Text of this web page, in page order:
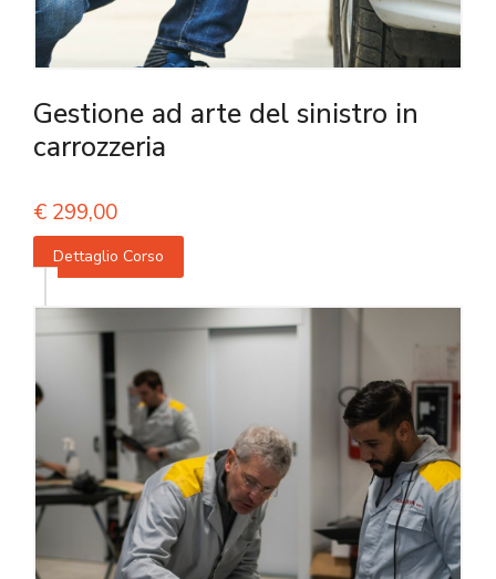
Gestione ad arte del sinistro in
carrozzeria
€ 299,00
Dettaglio Corso